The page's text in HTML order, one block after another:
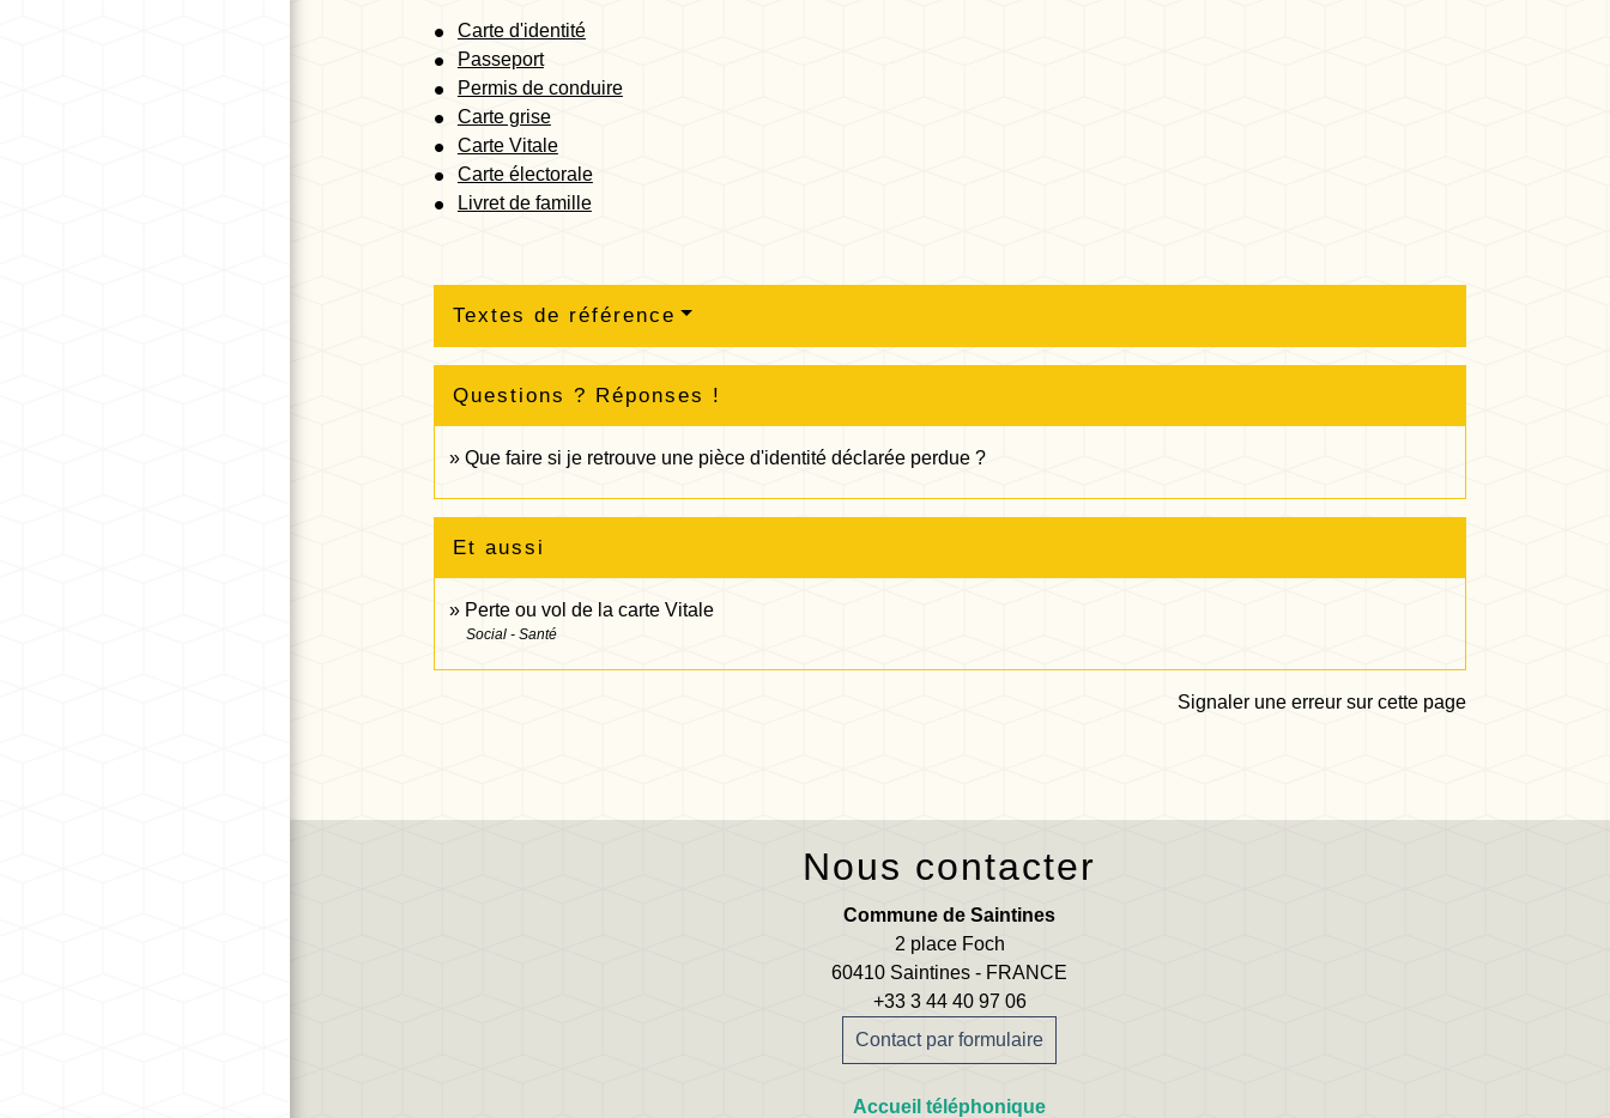
Carte d'identité
Passeport
Permis de conduire
Carte grise
Carte Vitale
Carte électorale
Livret de famille
Textes de référence
Questions ? Réponses !
Que faire si je retrouve une pièce d'identité déclarée perdue ?
Et aussi
Perte ou vol de la carte Vitale
Social - Santé
Signaler une erreur sur cette page
Nous contacter
Commune de Saintines
2 place Foch
60410 Saintines - FRANCE
+33 3 44 40 97 06
Contact par formulaire
Accueil téléphonique